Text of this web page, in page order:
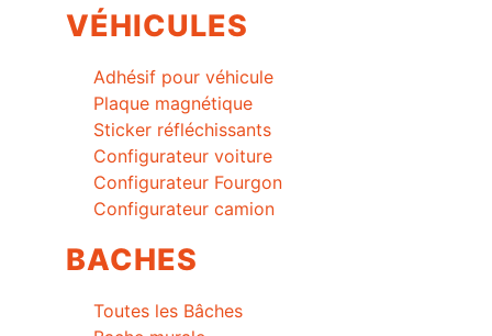
VÉHICULES
Adhésif pour véhicule
Plaque magnétique
Sticker réfléchissants
Configurateur voiture
Configurateur Fourgon
Configurateur camion
BACHES
Toutes les Bâches